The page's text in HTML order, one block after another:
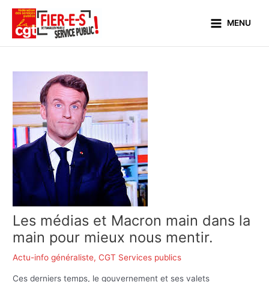
contenu
Menu
MENU
Les médias et Macron main dans la
main pour mieux nous mentir.
Actu-info généraliste,CGT Services publics
Ces derniers temps, le gouvernement et ses valets